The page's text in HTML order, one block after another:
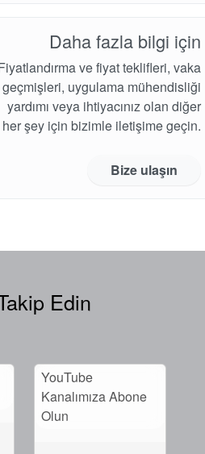
Daha fazla bilgi için
ve fiyat teklifleri, vaka
geçmişleri, uygulama mühendisliği
yardımı veya ihtiyacınız olan diğer
her şey için bizimle iletişime geçin.
Bize ulaşın
Edin
YouTube
Kanalımıza Abone
Olun